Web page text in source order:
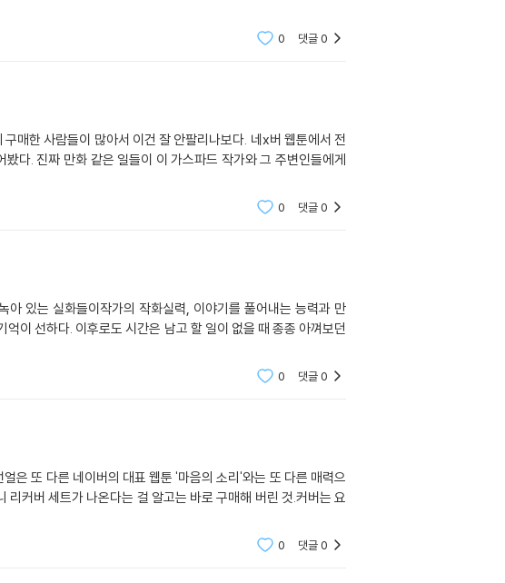
0 댓글0
매한 사람들이 많아서 이건 잘 안팔리나보다. 네x버 웹툰에서 전
다. 진짜 만화 같은 일들이 이 가스파드 작가와 그 주변인들에게
0 댓글0
있는 실화들이작가의 작화실력, 이야기를 풀어내는 능력과 만
이 선하다. 이후로도 시간은 남고 할 일이 없을 때 종종 아껴보던
0 댓글0
은 또 다른 네이버의 대표 웹툰 '마음의 소리'와는 또 다른 매력으
커버 세트가 나온다는 걸 알고는 바로 구매해 버린 것.커버는 요
0 댓글0